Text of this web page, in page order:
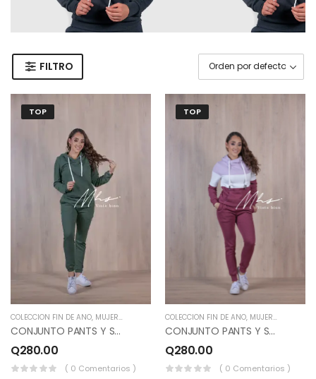
FILTRO
TOP
COLECCION FIN DE AÑO, MUJERES
CONJUNTO PANTS Y SUDADERO COLOR VERDE JASPEADO.
Q280.00
( 0 Comentarios )
TOP
COLECCION FIN DE AÑO, MUJERES
CONJUNTO PANTS Y SUDADERO COMBINADO COLOR LILA, BLANCO, MORADO JASPEADO.
Q280.00
( 0 Comentarios )